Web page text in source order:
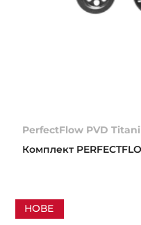
PerfectFlow PVD
Комплект
НОВЕ